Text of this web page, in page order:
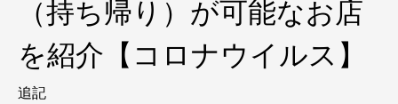
（持ち帰り）が可能なお店
を紹介【コロナウイルス】
追記